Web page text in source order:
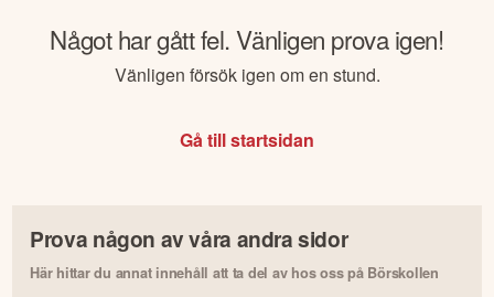
Något har gått fel. Vänligen prova igen!
Vänligen försök igen om en stund.
Gå till startsidan
Prova någon av våra andra sidor
Här hittar du annat innehåll att ta del av hos oss på Börskollen